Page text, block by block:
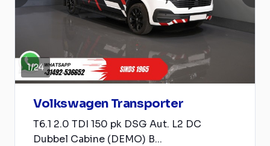
1/24
Volkswagen Transporter
T6.1 2.0 TDI 150 pk DSG Aut. L2 DC
Dubbel Cabine (DEMO) B...